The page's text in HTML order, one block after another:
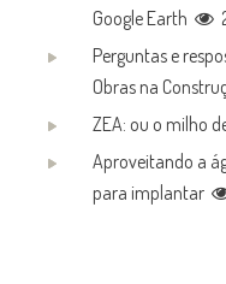
Google Earth
Perguntas e
Obras na
ZEA: ou o milho
Aproveitando a
para implantar